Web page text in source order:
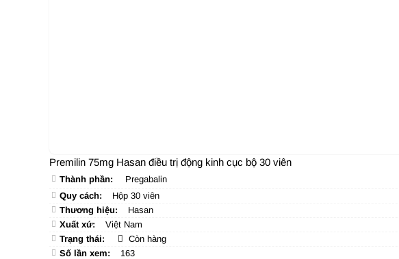
Premilin 75mg Hasan điều trị động kinh cục bộ 30 viên
Thành phần:
Pregabalin
Quy cách:
Hộp 30 viên
Thương hiệu:
Hasan
Xuất xứ:
Việt Nam
Trạng thái:
Còn hàng
Số lần xem:
163